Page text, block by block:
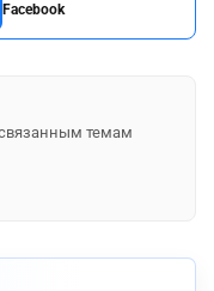
Facebook
темам